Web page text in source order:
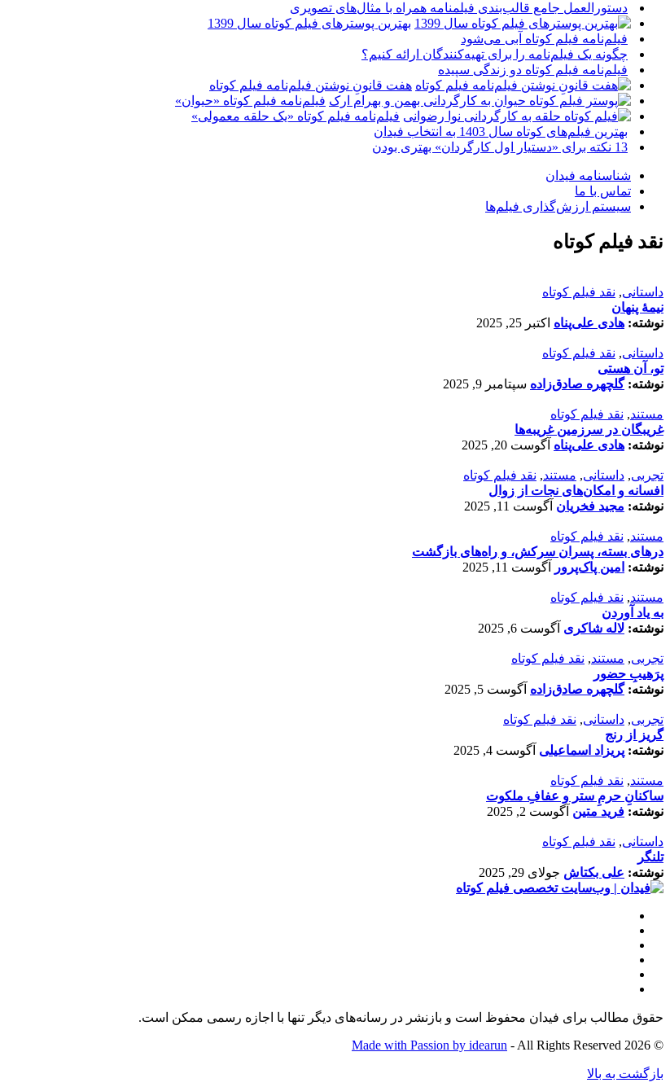
دستورالعمل جامع قالب‌بندی فیلمنامه همراه با مثال‌های تصویری
بهترین پوسترهای فیلم کوتاه سال 1399
فیلم‌نامه فیلم کوتاه آبی می‌شود
چگونه یک فیلم‌نامه را برای تهیه‌کنندگان ارائه کنیم؟
فیلم‌نامه فیلم کوتاه دو زندگی سپیده
هفت قانونِ نوشتن فیلم‌نامه فیلم کوتاه
فیلم‌نامه فیلم کوتاه «حیوان»
فیلم‌نامه فیلم کوتاه «یک حلقه معمولی»
بهترین فیلم‌های کوتاه سال 1403 به انتخاب فیدان
13 نکته برای «دستیار اول کارگردان» بهتری بودن
شناسنامه فیدان
تماس با ما
سیستم ارزش‌گذاری فیلم‌ها
نقد فیلم کوتاه
داستانی, نقد فیلم کوتاه
نیمۀ پنهان
نوشته: هادی علی‌پناه اکتبر 25, 2025
داستانی, نقد فیلم کوتاه
تو، آن هستی
نوشته:گلچهره صادق‌زاده سپتامبر 9, 2025
مستند, نقد فیلم کوتاه
غریبگان در سرزمین غریبه‌ها
نوشته: هادی علی‌پناه آگوست 20, 2025
تجربی, داستانی, مستند, نقد فیلم کوتاه
افسانه‌ و امکان‌های نجات از زوال
نوشته: مجید فخریان آگوست 11, 2025
مستند, نقد فیلم کوتاه
درهای بسته، پسران سرکش، و راه‌های بازگشت
نوشته: امین پاک‌پرور آگوست 11, 2025
مستند, نقد فیلم کوتاه
به یاد آوردن
نوشته: لاله شاکری آگوست 6, 2025
تجربی, مستند, نقد فیلم کوتاه
پرَهیب‌ِ حضور
نوشته:گلچهره صادق‌زاده آگوست 5, 2025
تجربی, داستانی, نقد فیلم کوتاه
گریز از رنج
نوشته: پریزاد اسماعیلی آگوست 4, 2025
مستند, نقد فیلم کوتاه
ساکنانِ حرمِ ستر و عفافِ ملکوت
نوشته: فرید متین آگوست 2, 2025
داستانی, نقد فیلم کوتاه
تلنگر
نوشته: علی بکتاش جولای 29, 2025
حقوق مطالب برای فیدان محفوظ است و بازنشر در رسانه‌های دیگر تنها با اجازه رسمی ممکن است.
© 2026
Made with Passion by idearun - All Rights Reserved
بازگشت به بالا